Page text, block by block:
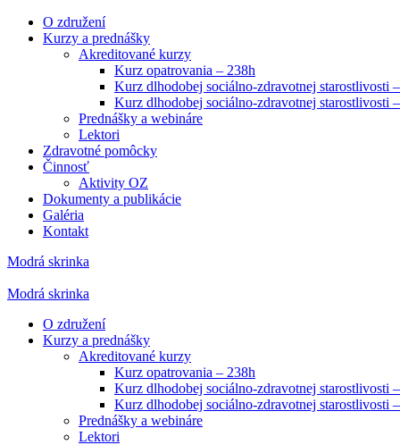
O združení
Kurzy a prednášky
Akreditované kurzy
Kurz opatrovania – 238h
Kurz dlhodobej sociálno-zdravotnej starostlivosti
Kurz dlhodobej sociálno-zdravotnej starostlivosti
Prednášky a webináre
Lektori
Zdravotné pomôcky
Činnosť
Aktivity OZ
Dokumenty a publikácie
Galéria
Kontakt
Modrá skrinka
Modrá skrinka
O združení
Kurzy a prednášky
Akreditované kurzy
Kurz opatrovania – 238h
Kurz dlhodobej sociálno-zdravotnej starostlivosti
Kurz dlhodobej sociálno-zdravotnej starostlivosti
Prednášky a webináre
Lektori